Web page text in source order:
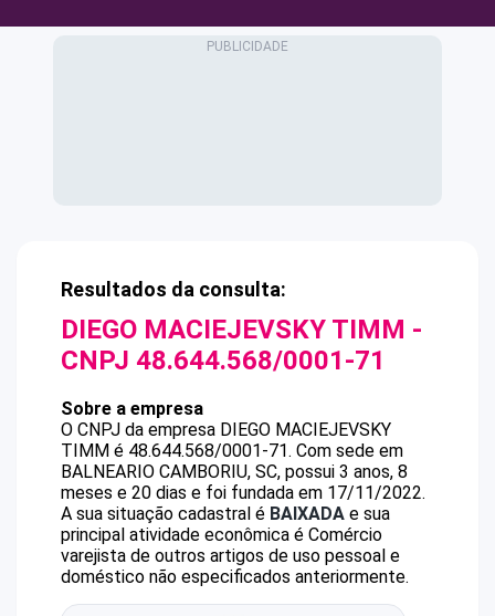
Resultados da consulta:
DIEGO MACIEJEVSKY TIMM -
CNPJ 48.644.568/0001-71
Sobre a empresa
O CNPJ da empresa DIEGO MACIEJEVSKY
TIMM é 48.644.568/0001-71. Com sede em
BALNEARIO CAMBORIU, SC, possui 3 anos, 8
meses e 20 dias e foi fundada em 17/11/2022.
A sua situação cadastral é BAIXADA e sua
principal atividade econômica é Comércio
varejista de outros artigos de uso pessoal e
doméstico não especificados anteriormente.